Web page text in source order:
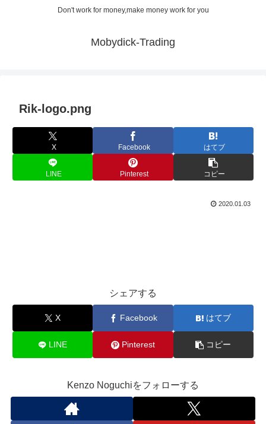
Don't work for money,make money work for you
Mobydick-Trading
Rik-logo.png
X Facebook はてブ
LINE Pinterest コピー
2020.01.03
シェアする
X Facebook はてブ
LINE Pinterest コピー
Kenzo Noguchiをフォローする